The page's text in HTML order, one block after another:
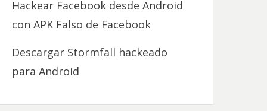
Hackear Facebook desde Android
con APK Falso de Facebook
Descargar Stormfall hackeado
para Android